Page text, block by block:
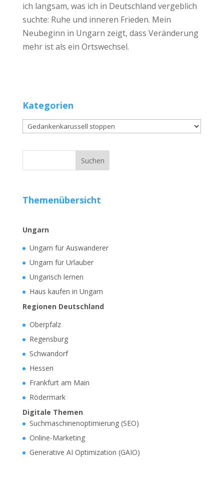
ich langsam, was ich in Deutschland vergeblich
suchte: Ruhe und inneren Frieden. Mein
Neubeginn in Ungarn zeigt, dass Veränderung
mehr ist als ein Ortswechsel.
Kategorien
Kategorien
Themenübersicht
Ungarn
Ungarn für Auswanderer
Ungarn für Urlauber
Ungarisch lernen
Haus kaufen in Ungarn
Regionen Deutschland
Oberpfalz
Regensburg
Schwandorf
Hessen
Frankfurt am Main
Rödermark
Digitale Themen
Suchmaschinenoptimierung (SEO)
Online-Marketing
Generative AI Optimization (GAIO)